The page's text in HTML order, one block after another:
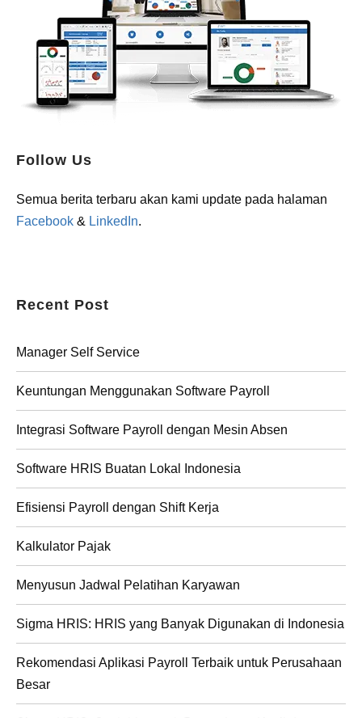
Follow Us
Semua berita terbaru akan kami update pada halaman
Facebook & LinkedIn.
Recent Post
Manager Self Service
Keuntungan Menggunakan Software Payroll
Integrasi Software Payroll dengan Mesin Absen
Software HRIS Buatan Lokal Indonesia
Efisiensi Payroll dengan Shift Kerja
Kalkulator Pajak
Menyusun Jadwal Pelatihan Karyawan
Sigma HRIS: HRIS yang Banyak Digunakan di Indonesia
Rekomendasi Aplikasi Payroll Terbaik untuk Perusahaan
Besar